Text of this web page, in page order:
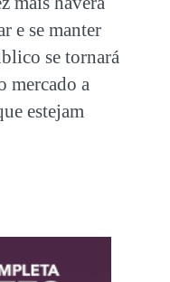
e se manter
se tornará
mercado a
estejam